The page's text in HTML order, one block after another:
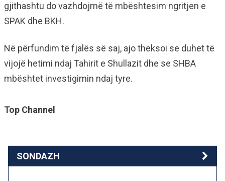
gjithashtu do vazhdojmë të mbështesim ngritjen e
SPAK dhe BKH.
Në përfundim të fjalës së saj, ajo theksoi se duhet të
vijojë hetimi ndaj Tahirit e Shullazit dhe se SHBA
mbështet investigimin ndaj tyre.
Top Channel
SONDAZH